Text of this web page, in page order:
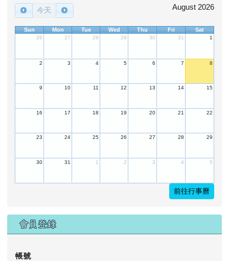
今天 August 2026
Sun Mon Tue Wed Thu Fri Sat
26 27 28 29 30 31 1
2 3 4 5 6 7 8
9 10 11 12 13 14 15
16 17 18 19 20 21 22
23 24 25 26 27 28 29
30 31 1 2 3 4 5
前往行事曆
會員登錄
帳號